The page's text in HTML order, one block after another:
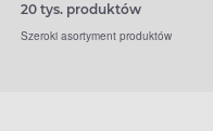
20 tys. produktów
Szeroki asortyment produktów